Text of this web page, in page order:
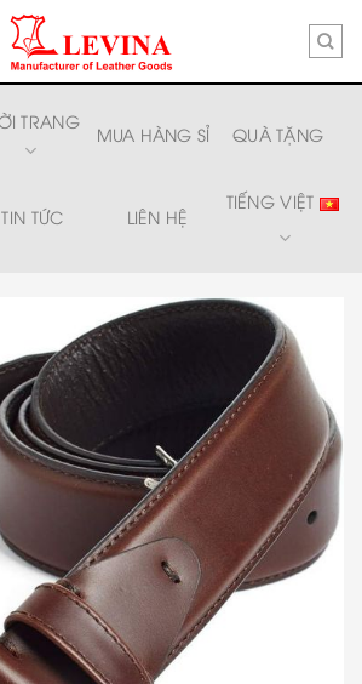
TRANG
MUA HÀNG SỈ QUÀ TẶNG
TIN TỨC LIÊN HỆ
TIẾNG VIỆT